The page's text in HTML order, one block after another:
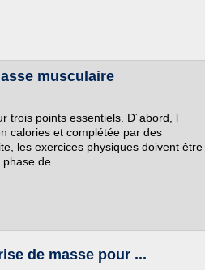
musculaire
trois points essentiels. D´abord, l
calories et complétée par des
les exercices physiques doivent être
de...
de masse pour ...